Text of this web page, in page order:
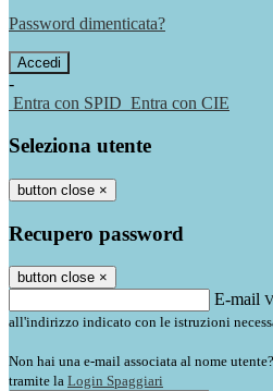
Password dimenticata?
-
Entra con SPID Entra con CIE
Seleziona utente
button close ×
Recupero password
button close ×
E-mail
all'indirizzo indicato con le istruzioni
Non hai una e-mail associata al nome
tramite la Login Spaggiari